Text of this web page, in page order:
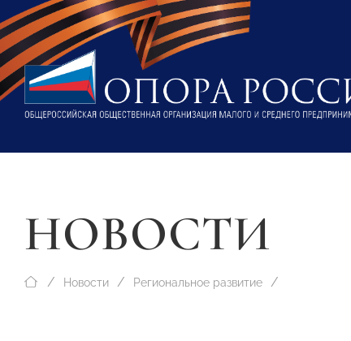
НОВОСТИ
Новости Региональное развитие